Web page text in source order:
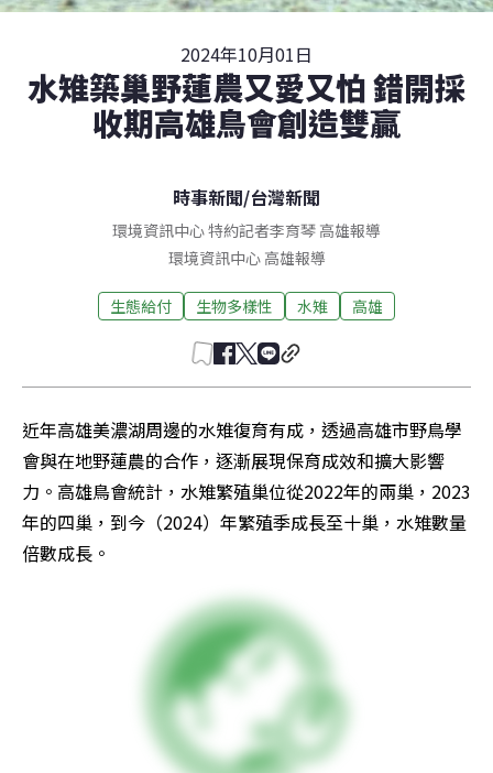
2024年10月01日
水雉築巢野蓮農又愛又怕 錯開採
收期高雄鳥會創造雙贏
時事新聞/台灣新聞
環境資訊中心 特約記者李育琴 高雄報導
環境資訊中心 高雄報導
生態給付 生物多樣性 水雉 高雄
近年高雄美濃湖周邊的水雉復育有成，透過高雄市野鳥學
會與在地野蓮農的合作，逐漸展現保育成效和擴大影響
力。高雄鳥會統計，水雉繁殖巢位從2022年的兩巢，2023
年的四巢，到今（2024）年繁殖季成長至十巢，水雉數量
倍數成長。